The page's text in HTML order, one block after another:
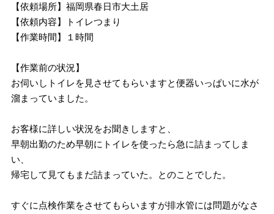
【依頼場所】福岡県春日市大土居
【依頼内容】トイレつまり
【作業時間】１時間
【作業前の状況】
お伺いしトイレを見させてもらいますと便器いっぱいに水が
溜まっていました。
お客様に詳しい状況をお聞きしますと、
早朝出勤のため早朝にトイレを使ったら急に詰まってしま
い、
帰宅して見てもまだ詰まっていた。とのことでした。
すぐに点検作業をさせてもらいますが排水管には問題がなさ